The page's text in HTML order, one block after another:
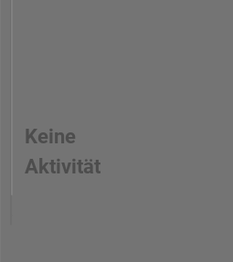
Keine
Aktivität